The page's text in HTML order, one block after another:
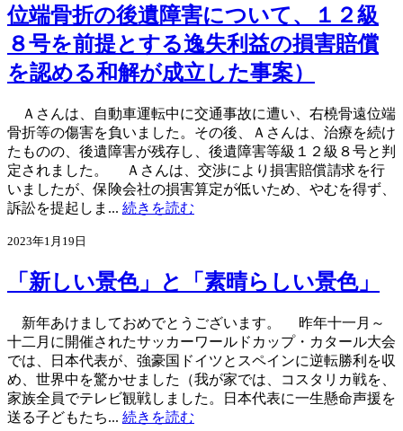
位端骨折の後遺障害について、１２級
８号を前提とする逸失利益の損害賠償
を認める和解が成立した事案）
Ａさんは、自動車運転中に交通事故に遭い、右橈骨遠位端
骨折等の傷害を負いました。その後、Ａさんは、治療を続け
たものの、後遺障害が残存し、後遺障害等級１２級８号と判
定されました。 Ａさんは、交渉により損害賠償請求を行
いましたが、保険会社の損害算定が低いため、やむを得ず、
訴訟を提起しま... 続きを読む
2023年1月19日
「新しい景色」と「素晴らしい景色」
新年あけましておめでとうございます。 昨年十一月～
十二月に開催されたサッカーワールドカップ・カタール大会
では、日本代表が、強豪国ドイツとスペインに逆転勝利を収
め、世界中を驚かせました（我が家では、コスタリカ戦を、
家族全員でテレビ観戦しました。日本代表に一生懸命声援を
送る子どもたち... 続きを読む